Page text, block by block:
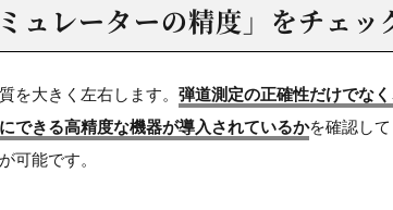
ミュレーターの精度」をチェッ
を大きく左右します。 弾道測定の正確性だけでな
できる高精度な機器が導入されているかを確認し
可能です。